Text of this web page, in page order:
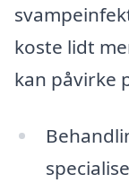
koste lidt
kan påvirke